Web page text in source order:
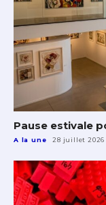
Pause estivale
A la une 28 juillet 2026